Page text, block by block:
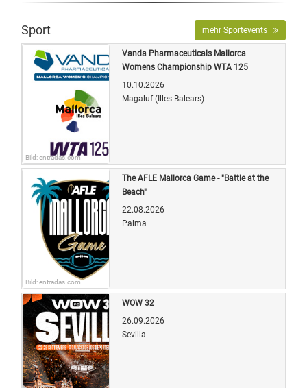
Sport mehr Sportevents
Bild: entradas.com
Vanda Pharmaceuticals Mallorca
Womens Championship WTA 125
10.10.2026
Magaluf (Illes Balears)
Bild: entradas.com
The AFLE Mallorca Game - "Battle at the
Beach"
22.08.2026
Palma
WOW 32
26.09.2026
Sevilla